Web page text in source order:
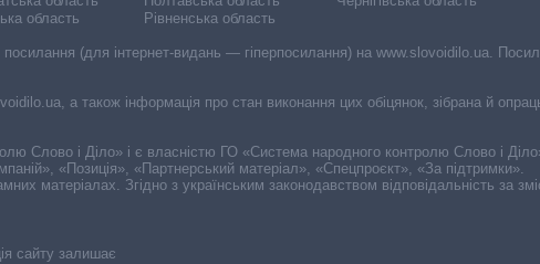
область
Рівненська область
сайту залишає
(для інтернет-видань — гіперпосилання) на www.slovoidilo.ua.
а також інформація про стан виконання цих обіцянок, зібрана й
Слово і Діло» і є власністю ГО «Система народного контролю Слово і
«Позиція», «Партнерський матеріал», «Спецпроєкт», «За підтримки».
матеріалах. Згідно з українським законодавством відповідальність за